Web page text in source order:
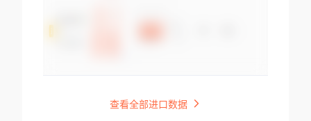
查看全部进口数据